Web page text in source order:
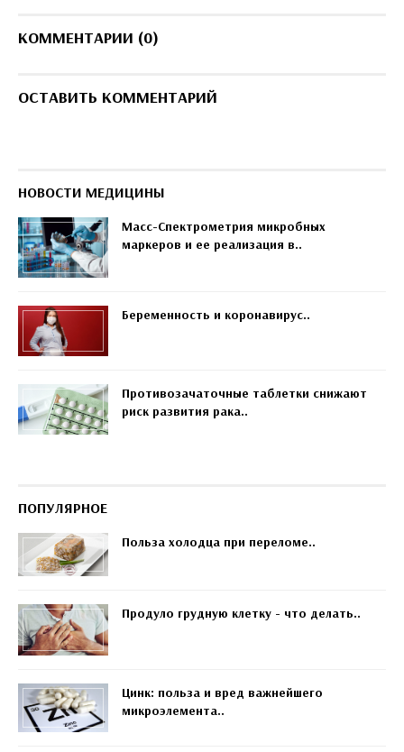
КОММЕНТАРИИ (0)
ОСТАВИТЬ КОММЕНТАРИЙ
НОВОСТИ МЕДИЦИНЫ
Масс-Спектрометрия микробных
маркеров и ее реализация в..
Беременность и коронавирус..
Противозачаточные таблетки снижают
риск развития рака..
ПОПУЛЯРНОЕ
Польза холодца при переломе..
Продуло грудную клетку - что делать..
Цинк: польза и вред важнейшего
микроэлемента..